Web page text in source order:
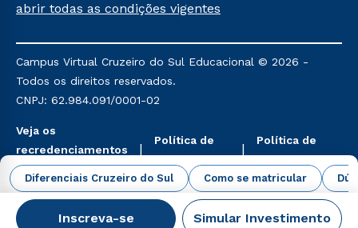
Diferenciais Cruzeiro do Sul Como se matricular
Inscreva-se Simular Investimento
Já para as demais, a taxa de matrícula será de R$
mencionadas são referentes aos cursos: Ensino
Religioso, Geografia para a Docência e Metodologia
do Ensino de História: Questões Atuais.
abrir todas as condições vigentes
Campus Virtual Cruzeiro do Sul Educacional © 2026 -
Todos os direitos reservados.
CNPJ: 62.984.091/0001-02
Veja os
recredenciamentos
aqui
Política de
Privacidade
Política de
Cookies